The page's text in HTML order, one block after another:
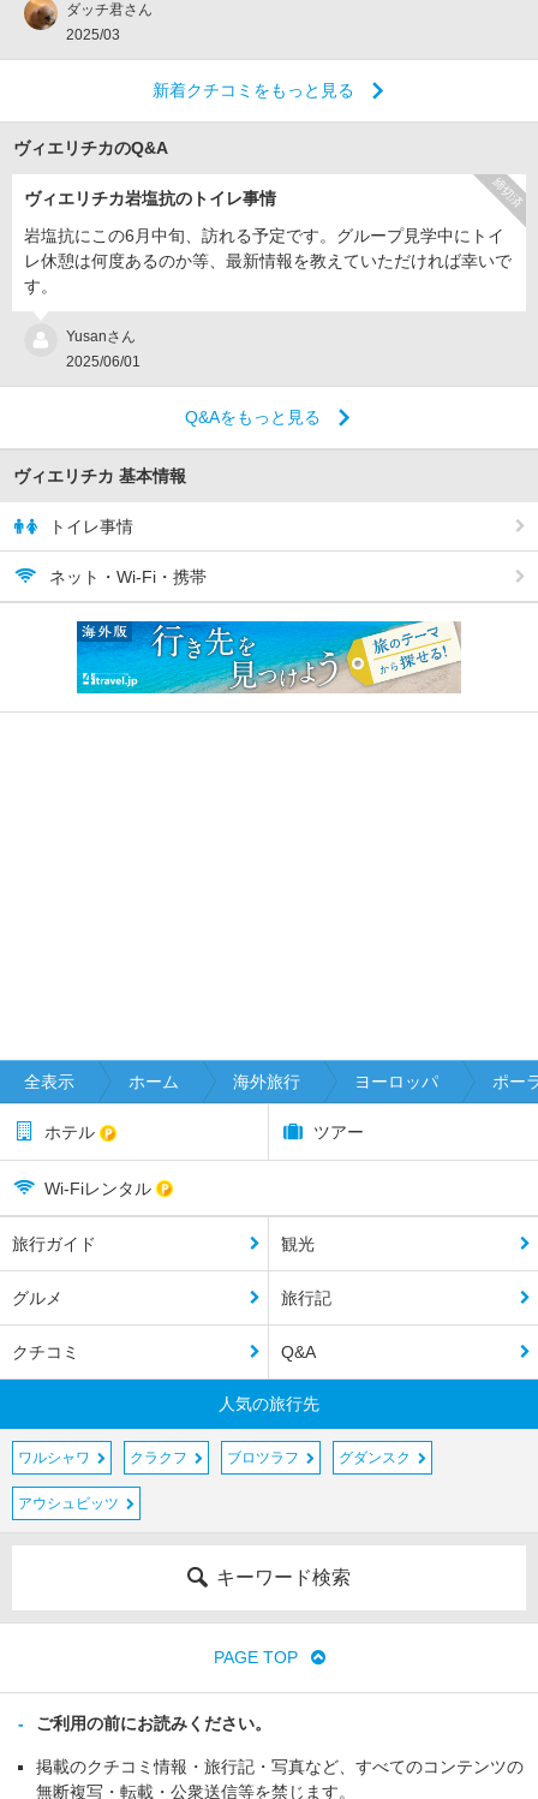
ダッチ君さん
2025/03
新着クチコミをもっと見る
ヴィエリチカのQ&A
締切済
ヴィエリチカ岩塩抗のトイレ事情
岩塩抗にこの6月中旬、訪れる予定です。グループ見学中にトイ
レ休憩は何度あるのか等、最新情報を教えていただければ幸いで
す。
Yusanさん
2025/06/01
Q&Aをもっと見る
ヴィエリチカ 基本情報
トイレ事情
ネット・Wi-Fi・携帯
全表示 ホーム 海外旅行 ヨーロッパ ポー
ホテル ツアー
Wi-Fiレンタル
旅行ガイド 観光
グルメ 旅行記
クチコミ Q&A
人気の旅行先
ワルシャワ クラクフ ブロツラフ グダンスク
アウシュビッツ
キーワード検索
PAGE TOP
ご利用の前にお読みください。
掲載のクチコミ情報・旅行記・写真など、すべてのコンテンツの
無断複写・転載・公衆送信等を禁じます。